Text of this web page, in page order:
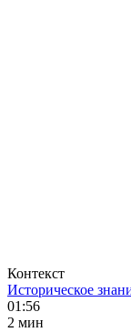
Контекст
Историческое
01:56
2 мин